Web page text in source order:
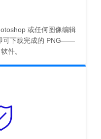
或任何图像编辑
可下载完成的 PNG——
件。